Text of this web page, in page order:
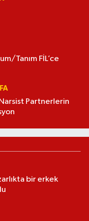
Tanım FİL’ce
Partnerlerin
bir erkek